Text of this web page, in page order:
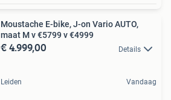
Moustache E-bike, J-on Vario AUTO,
maat M v €5799 v €4999
€ 4.999,00 Details
Leiden Vandaag